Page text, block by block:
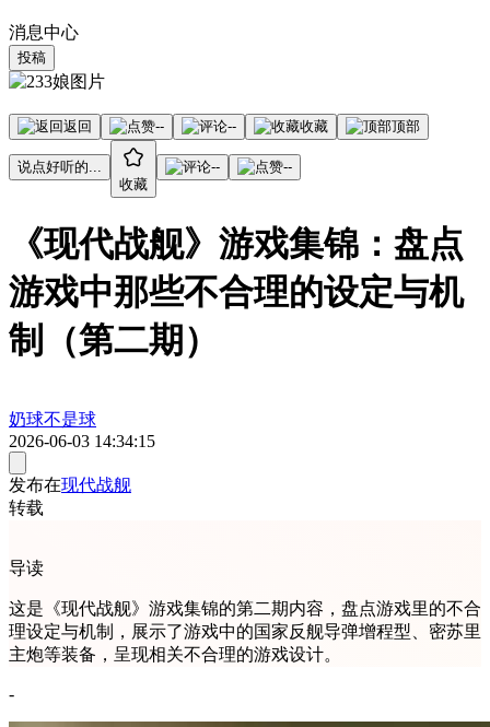
消息中心
投稿
返回 -- -- 收藏 顶部
说点好听的...
收藏
-- --
《现代战舰》游戏集锦：盘点
游戏中那些不合理的设定与机
制（第二期）
奶球不是球
2026-06-03 14:34:15
发布在现代战舰
转载
导读
这是《现代战舰》游戏集锦的第二期内容，盘点游戏里的不合
理设定与机制，展示了游戏中的国家反舰导弹增程型、密苏里
主炮等装备，呈现相关不合理的游戏设计。
-